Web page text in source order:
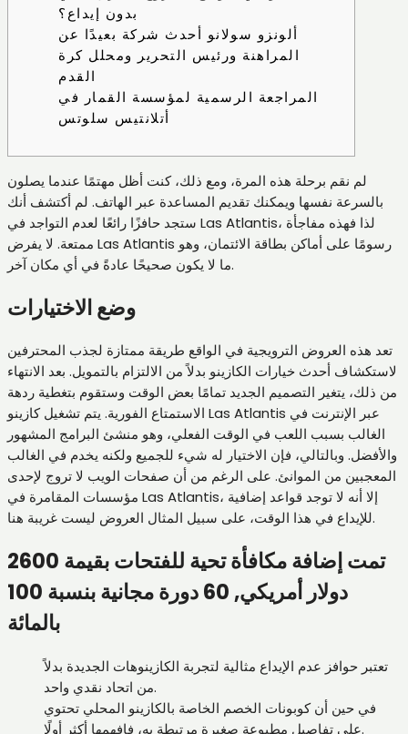
بدون إيداع؟
ألونزو سولانو أحدث شركة بعيدًا عن
المراهنة ورئيس التحرير ومحلل كرة
القدم
المراجعة الرسمية لمؤسسة القمار في
أتلانتيس سلوتس
لم نقم برحلة هذه المرة، ومع ذلك، كنت أظل مهتمًا عندما يصلون
بالسرعة نفسها ويمكنك تقديم المساعدة عبر الهاتف. لم أكتشف أنك
ستجد حافزًا رائعًا لعدم التواجد في Las Atlantis، لذا فهذه مفاجأة
ممتعة. لا يفرض Las Atlantis رسومًا على أماكن بطاقة الائتمان، وهو
ما لا يكون صحيحًا عادةً في أي مكان آخر.
وضع الاختيارات
تعد هذه العروض الترويجية في الواقع طريقة ممتازة لجذب المحترفين
لاستكشاف أحدث خيارات الكازينو بدلاً من الالتزام بالتمويل. بعد الانتهاء
من ذلك، يتغير التصميم الجديد تمامًا بعض الوقت وستقوم بتغطية ردهة
الاستمتاع الفورية. يتم تشغيل كازينو Las Atlantis عبر الإنترنت في
الغالب بسبب اللعب في الوقت الفعلي، وهو منشئ البرامج المشهور
والأفضل. وبالتالي، فإن الاختيار له شيء للجميع ولكنه يخدم في الغالب
المعجبين من الموانئ. على الرغم من أن صفحات الويب لا تروج لإحدى
مؤسسات المقامرة في Las Atlantis، إلا أنه لا توجد قواعد إضافية
للإيداع في هذا الوقت، على سبيل المثال العروض ليست غريبة هنا.
تمت إضافة مكافأة تحية للفتحات بقيمة 2600
دولار أمريكي, 60 دورة مجانية بنسبة 100
بالمائة
تعتبر حوافز عدم الإيداع مثالية لتجربة الكازينوهات الجديدة بدلاً
من اتحاد نقدي واحد.
في حين أن كوبونات الخصم الخاصة بالكازينو المحلي تحتوي
على تفاصيل مطبوعة صغيرة مرتبطة به، فافهمها أكثر أولًا.